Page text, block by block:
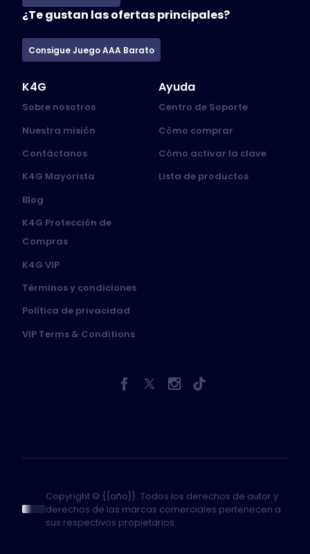
¿Te gustan las ofertas principales?
Consigue Juego AAA Barato
K4G
Sobre nosotros
Nuestra misión
Contáctanos
K4G Mayorista
Blog
K4G Protección de
Compras
K4G VIP
Términos y condiciones
Política de privacidad
VIP Terms & Conditions
Ayuda
Centro de Soporte
Cómo comprar
Cómo activar la clave
Lista de productos
Copyright © {{año}}. Todos los derechos de autor y
derechos de las marcas comerciales pertenecen a
sus respectivos propietarios.